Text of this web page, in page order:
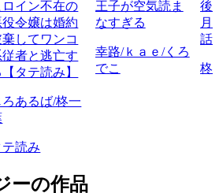
ロイン不在の
役令嬢は婚約
棄してワンコ
従者と逃亡す
【タテ読み】
ろあるば/柊一
テ読み
王子が空気読ま
なすぎる
幸路/ｋａｅ/くろ
でこ
後
月
話
柊
ーの作品